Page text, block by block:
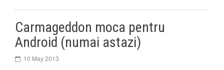
Carmageddon moca pentru
Android (numai astazi)
10 May 2013